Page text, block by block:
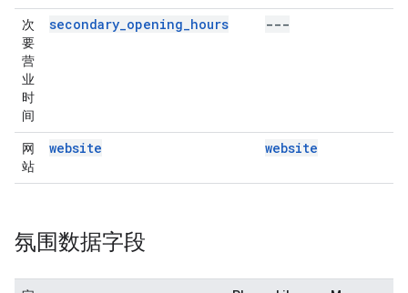
次
要
营
业
时
间
secondary_opening_hours ---
网
站
website website
氛围数据字段